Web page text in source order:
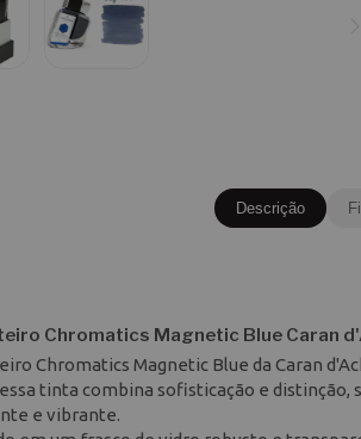
Descrição
Chromatics Magnetic Blue Caran
Chromatics Magnetic Blue da Caran
tinta combina sofisticação e
e vibrante.